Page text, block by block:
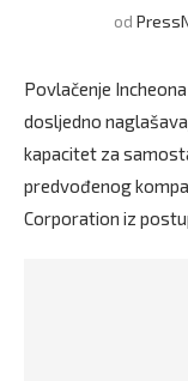
od
Povlačenje
dosljedno
kapacitet za
predvođenog
Corporation iz